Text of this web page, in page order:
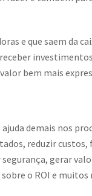
e que saem da
bem mais
demais nos
reduzir
gerar
o ROI e muitos